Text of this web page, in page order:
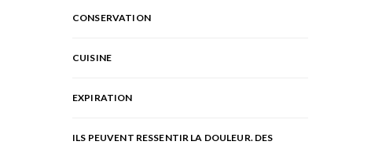
CONSERVATION
CUISINE
EXPIRATION
ILS PEUVENT RESSENTIR LA DOULEUR. DES